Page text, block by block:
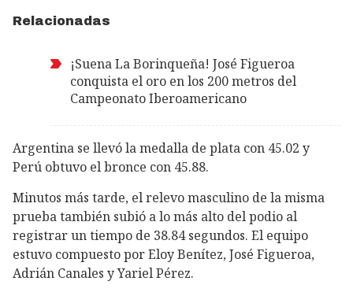
Relacionadas
¡Suena La Borinqueña! José Figueroa
conquista el oro en los 200 metros del
Campeonato Iberoamericano
Argentina se llevó la medalla de plata con 45.02 y
Perú obtuvo el bronce con 45.88.
Minutos más tarde, el relevo masculino de la misma
prueba también subió a lo más alto del podio al
registrar un tiempo de 38.84 segundos. El equipo
estuvo compuesto por Eloy Benítez, José Figueroa,
Adrián Canales y Yariel Pérez.